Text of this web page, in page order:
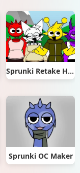
Sprunki Retake Human New
Sprunki OC Maker